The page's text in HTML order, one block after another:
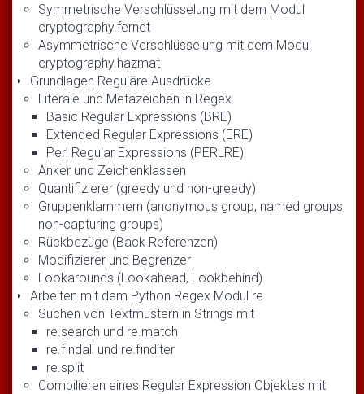
Symmetrische Verschlüsselung mit dem Modul
cryptography.fernet
Asymmetrische Verschlüsselung mit dem Modul
cryptography.hazmat
Grundlagen Reguläre Ausdrücke
Literale und Metazeichen in Regex
Basic Regular Expressions (BRE)
Extended Regular Expressions (ERE)
Perl Regular Expressions (PERLRE)
Anker und Zeichenklassen
Quantifizierer (greedy und non-greedy)
Gruppenklammern (anonymous group, named groups,
non-capturing groups)
Rückbezüge (Back Referenzen)
Modifizierer und Begrenzer
Lookarounds (Lookahead, Lookbehind)
Arbeiten mit dem Python Regex Modul re
Suchen von Textmustern in Strings mit
re.search und re.match
re.findall und re.finditer
re.split
Compilieren eines Regular Expression Objektes mit